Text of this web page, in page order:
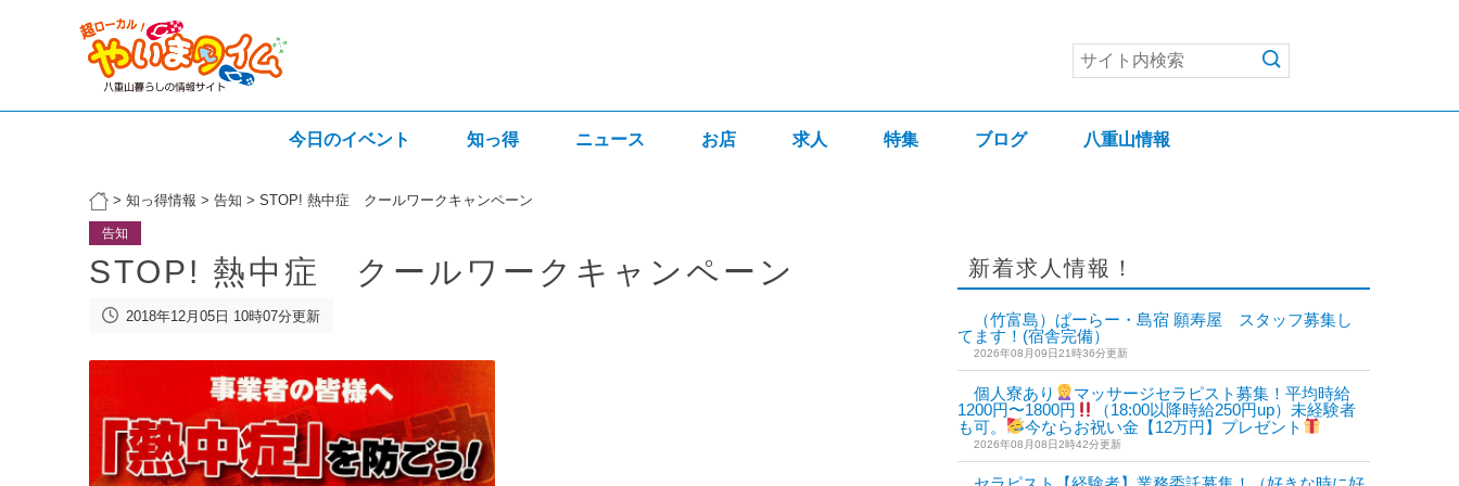
今日のイベント 知っ得 ニュース お店 求人 特集 ブログ 八重山情報
> 知っ得情報 > 告知 > STOP! 熱中症 クールワークキャンペーン
告知
STOP! 熱中症 クールワークキャンペーン
2018年12月05日 10時07分更新
新着求人情報！
（竹富島）ぱーらー・島宿 願寿屋 スタッフ募集し
てます！(宿舎完備）
2026年08月09日21時36分更新
個人寮あり
マッサージセラピスト募集！平均時給
1200円〜1800円
（18:00以降時給250円up）未経験者
も可。
今ならお祝い金【12万円】プレゼント
2026年08月08日2時42分更新